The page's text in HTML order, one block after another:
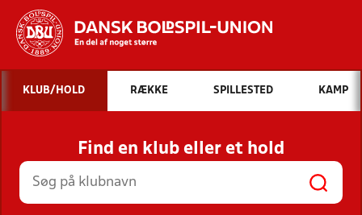
Hvad vil du søge efter?
INDHOLD OG NYHEDER
STILLINGER, RESULTATER, KLUBBER OG
HOLD
KLUB/HOLD RÆKKE SPILLESTED KAMP
Find en klub eller et hold